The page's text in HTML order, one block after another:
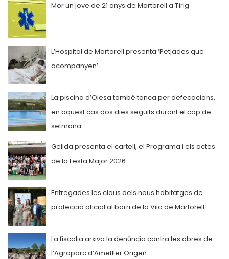
Mor un jove de 21 anys de Martorell a Tírig
L’Hospital de Martorell presenta ‘Petjades que
acompanyen’
La piscina d’Olesa també tanca per defecacions,
en aquest cas dos dies seguits durant el cap de
setmana
Gelida presenta el cartell, el Programa i els actes
de la Festa Major 2026
Entregades les claus dels nous habitatges de
protecció oficial al barri de la Vila de Martorell
La fiscalia arxiva la denúncia contra les obres de
l’Agroparc d’Ametller Origen